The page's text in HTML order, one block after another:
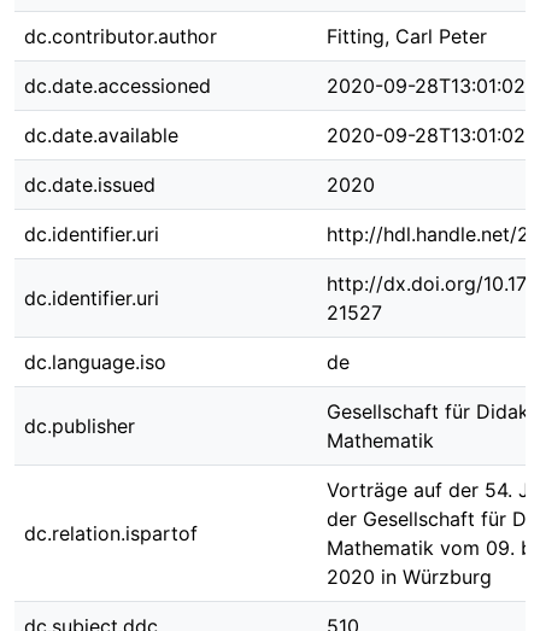
dc.contributor.author Fitting, Carl Peter
dc.date.accessioned 2020-09-28T13:01:02Z
dc.date.available 2020-09-28T13:01:02Z
dc.date.issued 2020
dc.identifier.uri http://hdl.handle.net/
dc.identifier.uri
http://dx.doi.org/
21527
dc.language.iso de
dc.publisher
Gesellschaft für
Mathematik
dc.relation.ispartof
Vorträge auf der 54.
der Gesellschaft für
Mathematik vom 09.
2020 in Würzburg
dc.subject.ddc 510